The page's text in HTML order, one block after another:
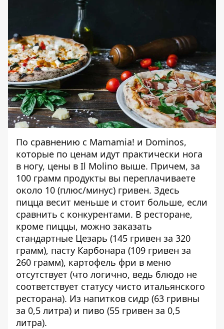
По сравнению с Mamamia! и Dominos,
которые по ценам идут практически нога
в ногу, цены в Il Molino выше. Причем, за
100 грамм продукты вы переплачиваете
около 10 (плюс/минус) гривен. Здесь
пицца весит меньше и стоит больше, если
сравнить с конкурентами. В ресторане,
кроме пиццы, можно заказать
стандартные Цезарь (145 гривен за 320
грамм), пасту Карбонара (109 гривен за
260 грамм), картофель фри в меню
отсутствует (что логично, ведь блюдо не
соответствует статусу чисто итальянского
ресторана). Из напитков сидр (63 гривны
за 0,5 литра) и пиво (55 гривен за 0,5
литра).